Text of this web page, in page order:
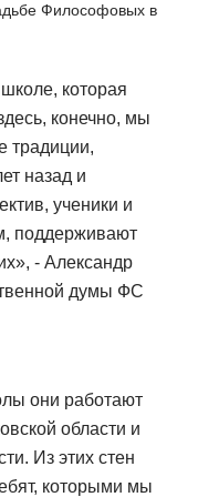
Философовых в
которая
конечно, мы
традиции,
назад и
ученики и
поддерживают
- Александр
думы ФС
они работают
области и
Из этих стен
которыми мы